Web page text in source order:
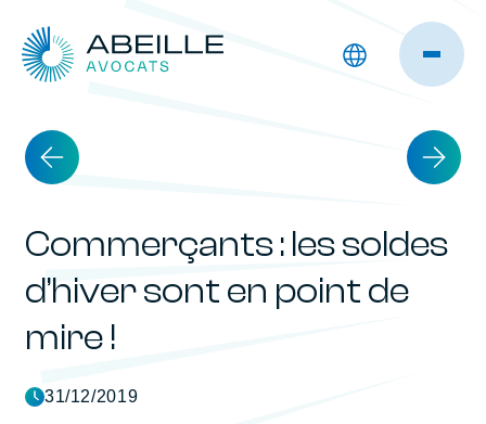
Commerçants : les soldes
d’hiver sont en point de
mire !
31/12/2019